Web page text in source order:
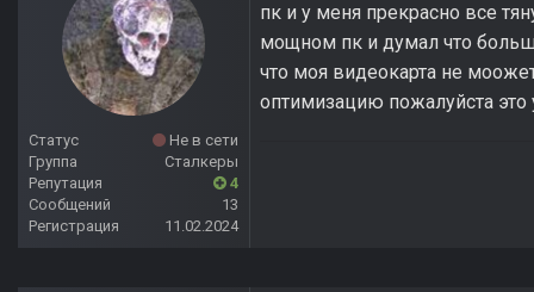
Статус
Не в сети
Группа
Сталкеры
Репутация
4
Сообщений
13
Регистрация
11.02.2024
пк и у меня прекрасно все
мощном пк и думал что
что моя видеокарта не
оптимизацию пожалуйста это